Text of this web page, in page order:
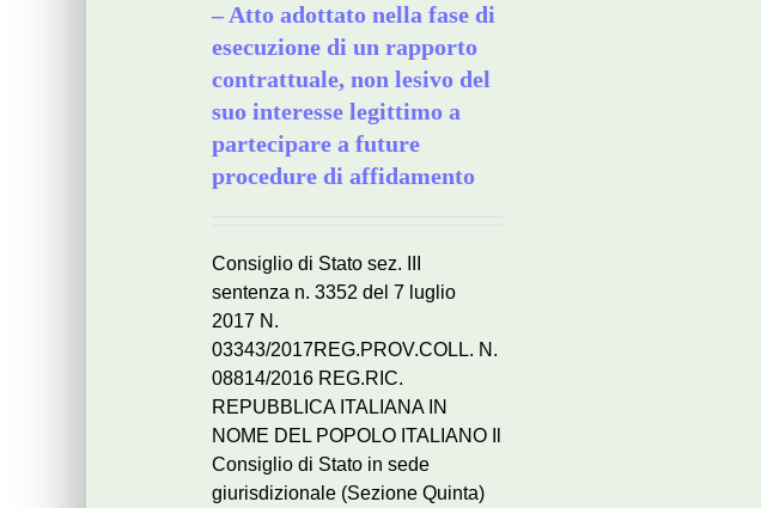
– Atto adottato nella fase di
esecuzione di un rapporto
contrattuale, non lesivo del
suo interesse legittimo a
partecipare a future
procedure di affidamento
Consiglio di Stato sez. III
sentenza n. 3352 del 7 luglio
2017 N.
03343/2017REG.PROV.COLL. N.
08814/2016 REG.RIC.
REPUBBLICA ITALIANA IN
NOME DEL POPOLO ITALIANO Il
Consiglio di Stato in sede
giurisdizionale (Sezione Quinta)